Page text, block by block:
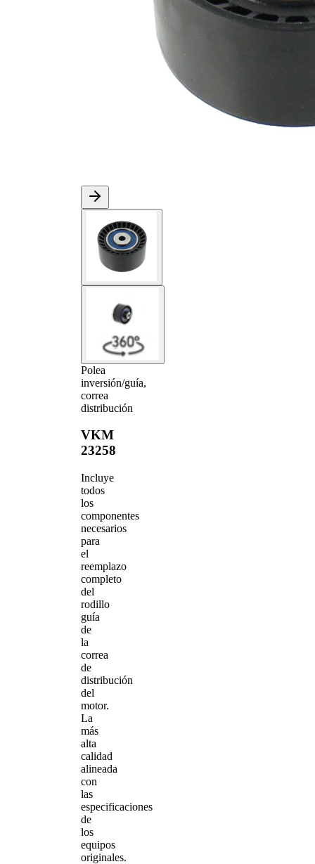
Polea
inversión/guía,
correa
distribución
VKM
23258
Incluye
todos
los
componentes
necesarios
para
el
reemplazo
completo
del
rodillo
guía
de
la
correa
de
distribución
del
motor.
La
más
alta
calidad
alineada
con
las
especificaciones
de
los
equipos
originales.